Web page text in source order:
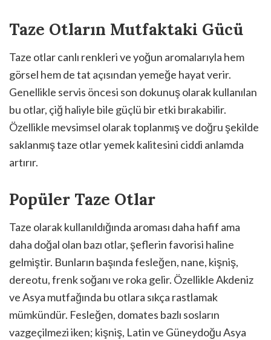
Taze Otların Mutfaktaki Gücü
Taze otlar canlı renkleri ve yoğun aromalarıyla hem
görsel hem de tat açısından yemeğe hayat verir.
Genellikle servis öncesi son dokunuş olarak kullanılan
bu otlar, çiğ haliyle bile güçlü bir etki bırakabilir.
Özellikle mevsimsel olarak toplanmış ve doğru şekilde
saklanmış taze otlar yemek kalitesini ciddi anlamda
artırır.
Popüler Taze Otlar
Taze olarak kullanıldığında aroması daha hafif ama
daha doğal olan bazı otlar, şeflerin favorisi haline
gelmiştir. Bunların başında fesleğen, nane, kişniş,
dereotu, frenk soğanı ve roka gelir. Özellikle Akdeniz
ve Asya mutfağında bu otlara sıkça rastlamak
mümkündür. Fesleğen, domates bazlı sosların
vazgeçilmezi iken; kişniş, Latin ve Güneydoğu Asya